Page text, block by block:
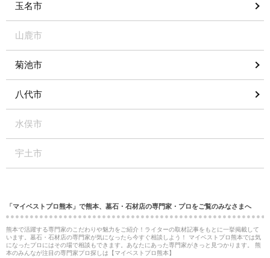
玉名市
山鹿市
菊池市
八代市
水俣市
宇土市
「マイベストプロ熊本」で熊本、墓石・石材店の専門家・プロをご覧のみなさまへ
熊本で活躍する専門家のこだわりや魅力をご紹介！ライターの取材記事をもとに一挙掲載して
います。墓石・石材店の専門家が気になったら今すぐ相談しよう！ マイベストプロ熊本では気
になったプロにはその場で相談もできます。あなたにあった専門家がきっと見つかります。 熊
本のみんなが注目の専門家プロ探しは【マイベストプロ熊本】